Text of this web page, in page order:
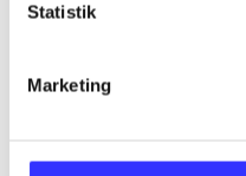
Statistik
Marketing